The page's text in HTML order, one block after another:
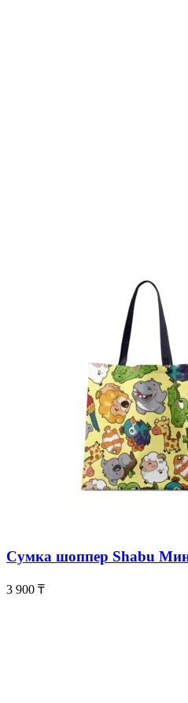
Сумка шоппер Shabu
3 900 ₸